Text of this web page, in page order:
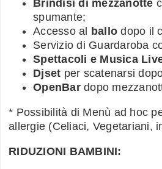
Brindisi di mezzanotte
spumante;
Accesso al ballo dopo il
Servizio di Guardaroba
Spettacoli e Musica
Djset per scatenarsi
OpenBardopo
* Possibilità di Menù ad hoc
allergie (Celiaci, Vegetariani,
RIDUZIONI BAMBINI: